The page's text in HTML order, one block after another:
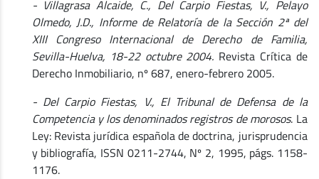
- Villagrasa Alcaide, C., Del Carpio Fiestas, V., Pelayo
Olmedo, J.D., Informe de Relatoría de la Sección 2ª del
XIII Congreso Internacional de Derecho de Familia,
Sevilla-Huelva, 18-22 octubre 2004. Revista Crítica de
Derecho Inmobiliario, nº 687, enero-febrero 2005.
- Del Carpio Fiestas, V., El Tribunal de Defensa de la
Competencia y los denominados registros de morosos. La
Ley: Revista jurídica española de doctrina, jurisprudencia
y bibliografía, ISSN 0211-2744, Nº 2, 1995, págs. 1158-
1176.